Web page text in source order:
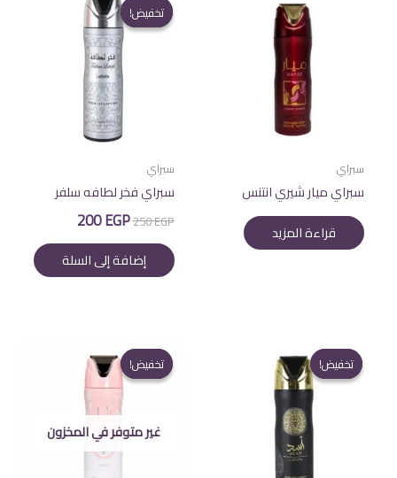
سبراي
سبراي ميار شيري انتنس
قراءة المزيد
تخفيض!
تخفيض!
سبراي
سبراي فخر لطافه سلفر
250EGP السعر
الأصلي
هو:
250 EGP.
200EGP
هو:
200 EGP.
إضافة إلى السلة
تخفيض!
تخفيض! تخفيض!
غير متوفر في المخزون
تخفيض!